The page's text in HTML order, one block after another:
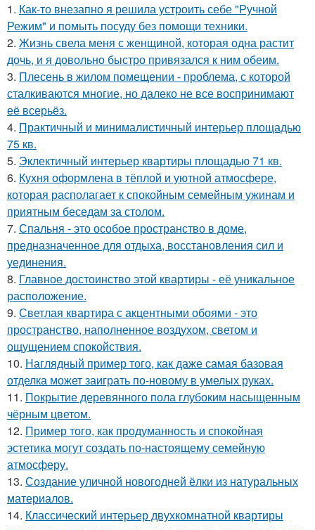
1. Как-то внезапно я решила устроить себе "Ручной
Режим" и помыть посуду без помощи техники.
2. Жизнь свела меня с женщиной, которая одна растит
дочь, и я довольно быстро привязался к ним обеим.
3. Плесень в жилом помещении - проблема, с которой
сталкиваются многие, но далеко не все воспринимают
её всерьёз.
4. Практичный и минималистичный интерьер площадью
75 кв.
5. Эклектичный интерьер квартиры площадью 71 кв.
6. Кухня оформлена в тёплой и уютной атмосфере,
которая располагает к спокойным семейным ужинам и
приятным беседам за столом.
7. Спальня - это особое пространство в доме,
предназначенное для отдыха, восстановления сил и
уединения.
8. Главное достоинство этой квартиры - её уникальное
расположение.
9. Светлая квартира с акцентными обоями - это
пространство, наполненное воздухом, светом и
ощущением спокойствия.
10. Наглядный пример того, как даже самая базовая
отделка может заиграть по-новому в умелых руках.
11. Покрытие деревянного пола глубоким насыщенным
чёрным цветом.
12. Пример того, как продуманность и спокойная
эстетика могут создать по-настоящему семейную
атмосферу.
13. Создание уличной новогодней ёлки из натуральных
материалов.
14. Классический интерьер двухкомнатной квартиры